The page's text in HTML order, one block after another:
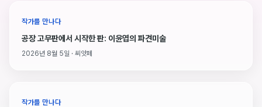
작가를 만나다
공장 고무판에서 시작한 판: 이윤엽의 파견미술
2026년 8월 5일 · 씨앗페
작가를 만나다